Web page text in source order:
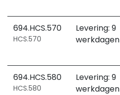
694.HCS.570
HCS.570
Levering: 9
werkdagen
694.HCS.580
HCS.580
Levering: 9
werkdagen